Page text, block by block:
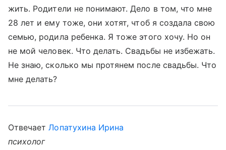
жить. Родители не понимают. Дело в том, что мне
28 лет и ему тоже, они хотят, чтоб я создала свою
семью, родила ребенка. Я тоже этого хочу. Но он
не мой человек. Что делать. Свадьбы не избежать.
Не знаю, сколько мы протянем после свадьбы. Что
мне делать?
ОтвечаетЛопатухина Ирина
психолог